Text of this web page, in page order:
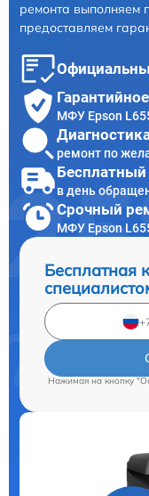
ремонта выполняем
предоставляем
МФУ Epson
ремонт по
в день
Срочный
МФУ Epson
Бесплатная
Нажимая на кнопку